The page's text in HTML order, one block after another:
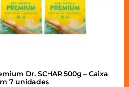
Dr. SCHAR 500g – Caixa
7 unidades